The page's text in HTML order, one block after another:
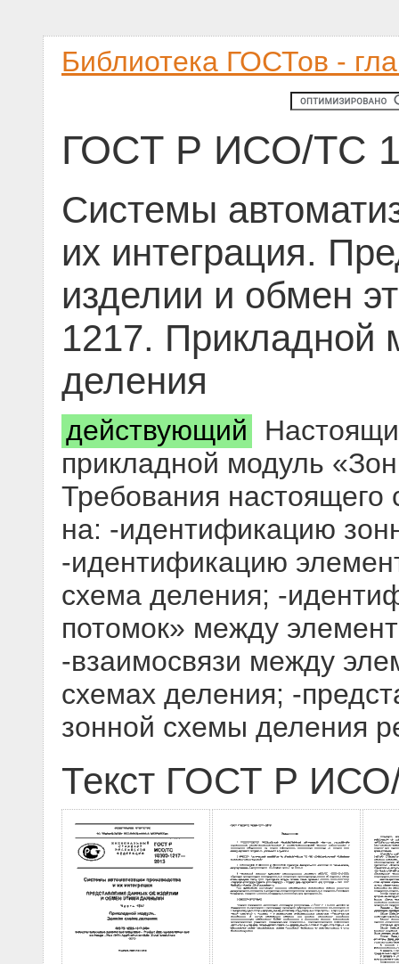
Библиотека ГОСТов -
ГОСТ Р ИСО/ТС
Системы
их интеграция.
изделии и обмен
1217. Прикладной
деления
действующий
прикладной модуль
Требования настоящего
на: -идентификацию
-идентификацию
схема деления; -
потомок» между
-взаимосвязи между
схемах деления; -
зонной схемы деления
Текст ГОСТ Р